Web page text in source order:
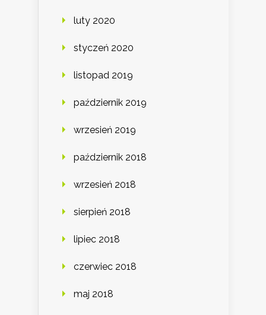
luty 2020
styczeń 2020
listopad 2019
październik 2019
wrzesień 2019
październik 2018
wrzesień 2018
sierpień 2018
lipiec 2018
czerwiec 2018
maj 2018